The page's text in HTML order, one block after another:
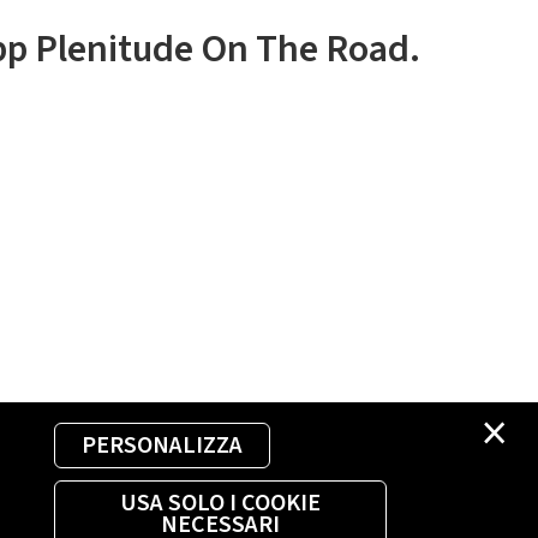
×
PERSONALIZZA
USA SOLO I COOKIE
NECESSARI
Plenitude On The Road.